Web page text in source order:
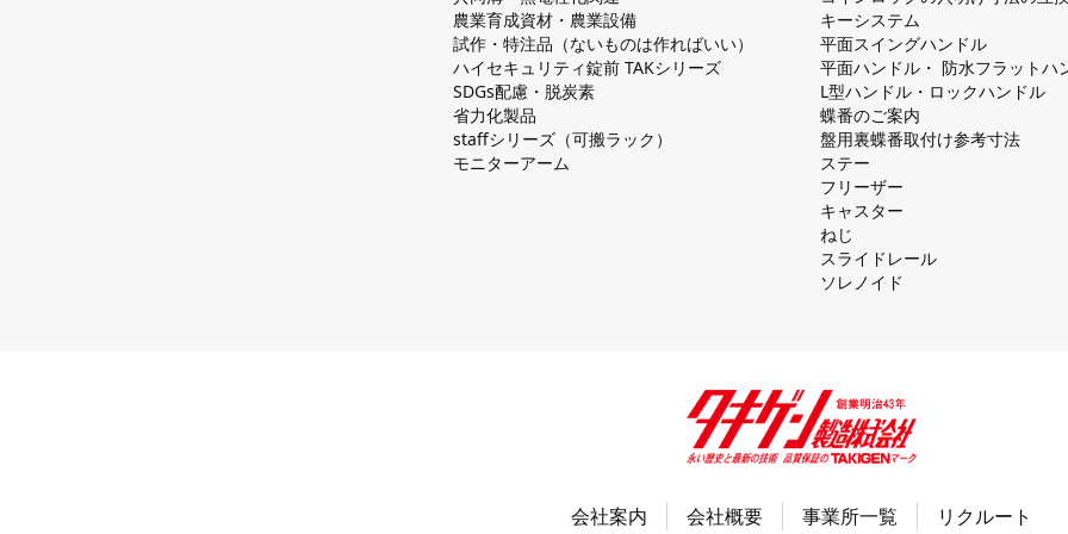
農業育成資材・農業設備
試作・特注品（ないものは作ればいい）
ハイセキュリティ錠前 TAKシリーズ
SDGs配慮・脱炭素
省力化製品
staffシリーズ（可搬ラック）
モニターアーム
キーシステム
平⾯スイングハンドル
平⾯ハンドル・ 防⽔フラットハ
L型ハンドル・ロックハンドル
蝶番のご案内
盤⽤裏蝶番取付け参考⼨法
ステー
フリーザー
キャスター
ねじ
スライドレール
ソレノイド
会社案内 会社概要 事業所一覧 リクルート